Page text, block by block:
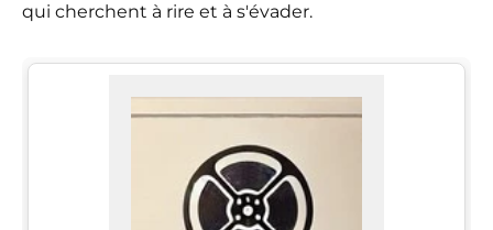
qui cherchent à rire et à s'évader.